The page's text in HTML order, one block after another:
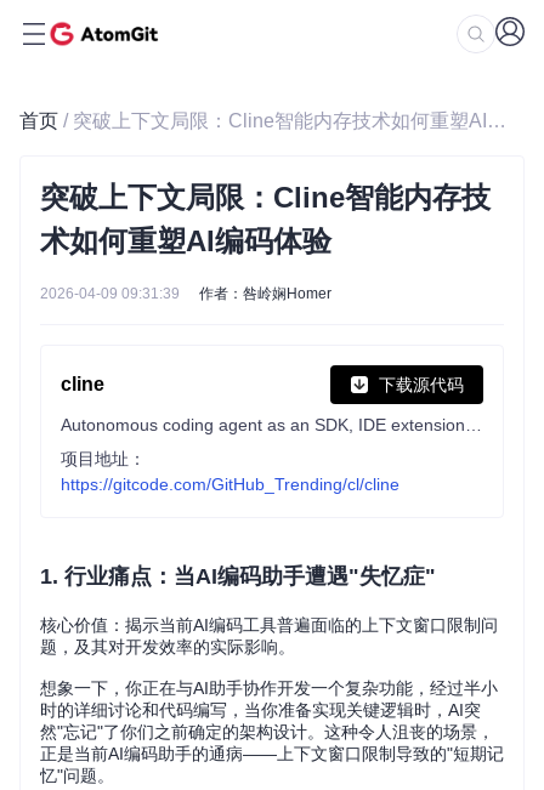
首页 / 突破上下文局限：Cline智能内存技术如何重塑AI编码体验
突破上下文局限：Cline智能内存技
术如何重塑AI编码体验
2026-04-09 09:31:39 作者：咎岭娴Homer
cline 下载源代码
项目地址：
https://gitcode.com/GitHub_Trending/cl/cline
1. 行业痛点：当AI编码助手遭遇"失忆症"
核心价值：揭示当前AI编码工具普遍面临的上下文窗口限制问
题，及其对开发效率的实际影响。
想象一下，你正在与AI助手协作开发一个复杂功能，经过半小
时的详细讨论和代码编写，当你准备实现关键逻辑时，AI突
然"忘记"了你们之前确定的架构设计。这种令人沮丧的场景，
正是当前AI编码助手的通病——上下文窗口限制导致的"短期记
忆"问题。